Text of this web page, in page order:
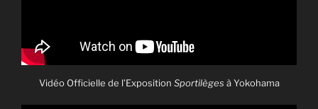
Vidéo Officielle de l’Exposition Sportilèges à Yokohama